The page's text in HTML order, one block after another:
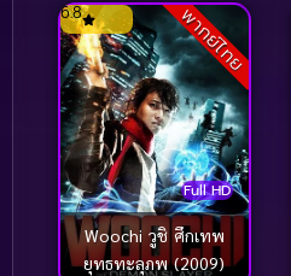
พากย์ไทย
Full HD
6.8
Woochi วูชิ ศึกเทพ
ยุทธทะลุภพ (2009)